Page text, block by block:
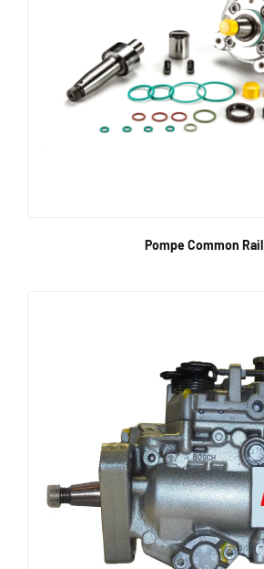
Pompe Common Rail